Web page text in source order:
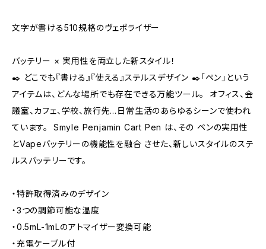
文字が書ける510規格のヴェポライザー
バッテリー × 実用性を両立した新スタイル！
✒️ どこでも『書ける』『使える』ステルスデザイン ✒️「ペン」という
アイテムは、どんな場所でも存在できる万能ツール。 オフィス、会
議室、カフェ、学校、旅行先…日常生活のあらゆるシーンで使われ
ています。 Smyle Penjamin Cart Pen は、その ペンの実用性
とVapeバッテリーの機能性を融合 させた、新しいスタイルのステ
ルスバッテリーです。
・特許取得済みのデザイン
・3つの調節可能な温度
・0.5mL-1mLのアトマイザー変換可能
・充電ケーブル付